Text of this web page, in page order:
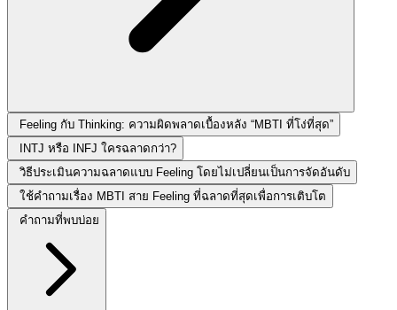
Feeling กับ Thinking: ความผิดพลาดเบื้องหลัง “MBTI ที่โง่ที่สุด”
INTJ หรือ INFJ ใครฉลาดกว่า?
วิธีประเมินความฉลาดแบบ Feeling โดยไม่เปลี่ยนเป็นการจัดอันดับ
ใช้คำถามเรื่อง MBTI สาย Feeling ที่ฉลาดที่สุดเพื่อการเติบโต
คำถามที่พบบ่อย